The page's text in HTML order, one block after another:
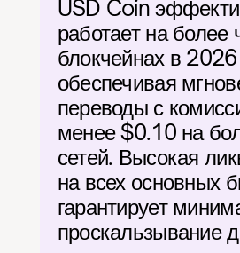
USD Coin
работает на
блокчейнах в 2026
обеспечивая
переводы с
менее $0.10 на
сетей. Высокая
на всех основных
гарантирует
проскальзывание